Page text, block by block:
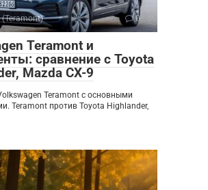
0
Teramont и
сравнение с Toyota
Mazda CX-9
Teramont с основными
Teramont против Toyota Highlander,